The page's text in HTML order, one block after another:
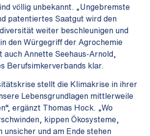
völlig unbekannt. „Ungebremste
patentiertes Saatgut wird den
weiter beschleunigen und
den Würgegriff der Agrochemie
auch Annette Seehaus-Arnold,
Berufsimkerverbands klar.
stellt die Klimakrise in ihrer
Lebensgrundlagen mittlerweile
ergänzt Thomas Hock. „Wo
kippen Ökosysteme,
unsicher und am Ende stehen